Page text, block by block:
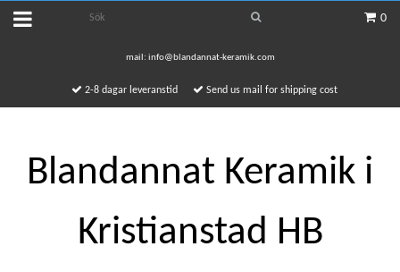
0
mail: info@blandannat-keramik.com
2-8 dagar leveranstid Send us mail for shipping cost
Blandannat Keramik i
Kristianstad HB